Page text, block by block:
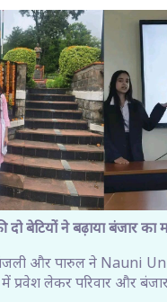
दो बेटियों ने बढ़ाया बंजार
और पारुल ने Nauni
प्रवेश लेकर परिवार और